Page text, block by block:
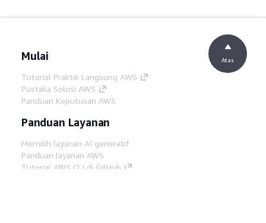
Mulai
Tutorial Praktik Langsung AWS
Pustaka Solusi AWS
Panduan Keputusan AWS
Panduan Layanan
Memilih layanan AI generatif
Panduan layanan AWS
Tutorial AWS CLI di GitHub
Atas